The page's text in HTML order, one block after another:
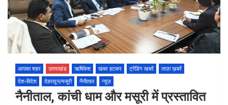
आपका शहर उत्तराखंड ऋषिकेश खबर हटकर ट्रेंडिंग खबरें
ताज़ा ख़बरें
देश-विदेश
देहरादून/मसूरी नैनीताल न्यूज़
नैनीताल, कांची धाम और मसूरी में प्रस्तावित